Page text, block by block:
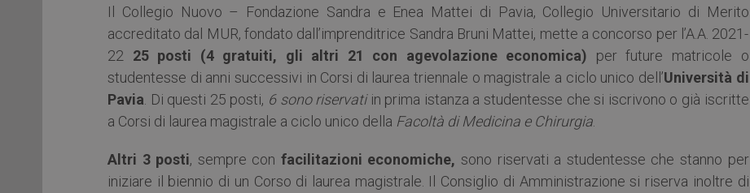
Il Collegio Nuovo – Fondazione Sandra e Enea Mattei di Pavia, Collegio Universitario di Merito
accreditato dal MUR, fondato dall’imprenditrice Sandra Bruni Mattei, mette a concorso per l’A.A. 2021-
22 25 posti (4 gratuiti, gli altri 21 con agevolazione economica) per future matricole o
studentesse di anni successivi in Corsi di laurea triennale o magistrale a ciclo unico dell’Università di
Pavia . Di questi 25 posti, 6 sono riservati in prima istanza a studentesse che si iscrivono o già iscritte
a Corsi di laurea magistrale a ciclo unico della Facoltà di Medicina e Chirurgia
Altri 3 posti, sempre con facilitazioni economiche,sono riservati a studentesse che stanno per
iniziare il biennio di un Corso di laurea magistrale. Il Consiglio di Amministrazione si riserva inoltre di